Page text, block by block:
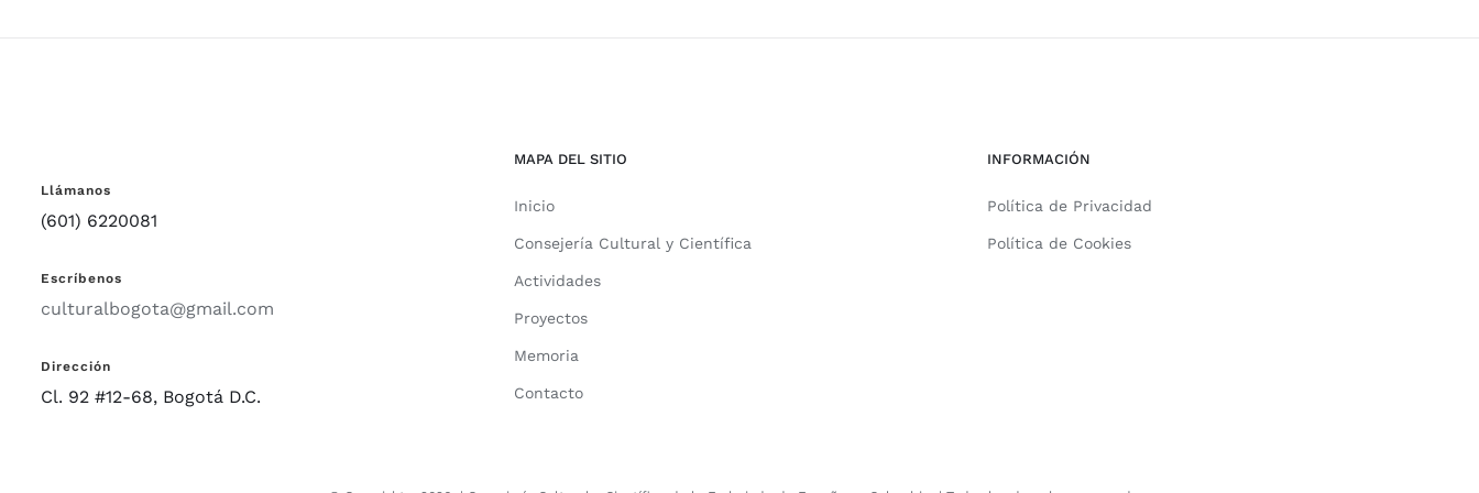
Llámanos
(601) 6220081
Escríbenos
culturalbogota@gmail.com
Dirección
Cl. 92 #12-68, Bogotá D.C.
MAPA DEL SITIO
Inicio
Consejería Cultural y Científica
Actividades
Proyectos
Memoria
Contacto
INFORMACIÓN
Política de Privacidad
Política de Cookies